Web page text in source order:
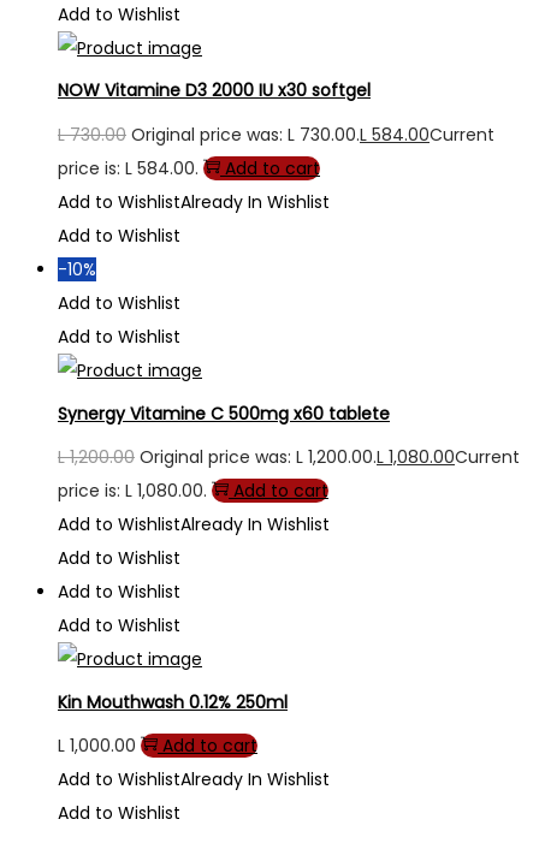
Add to Wishlist
NOW Vitamine D3 2000 IU x30 softgel
L730.00 Original price was: L 730.00.L 584.00Current
price is: L 584.00.
Add to cart
Add to WishlistAlready In Wishlist
Add to Wishlist
-10%
Add to Wishlist
Add to Wishlist
Synergy Vitamine C 500mg x60 tablete
L1,200.00 Original price was: L 1,200.00.L 1,080.00Current
price is: L 1,080.00.
Add to cart
Add to WishlistAlready In Wishlist
Add to Wishlist
Add to Wishlist
Add to Wishlist
Kin Mouthwash 0.12% 250ml
L 1,000.00
Add to cart
Add to WishlistAlready In Wishlist
Add to Wishlist